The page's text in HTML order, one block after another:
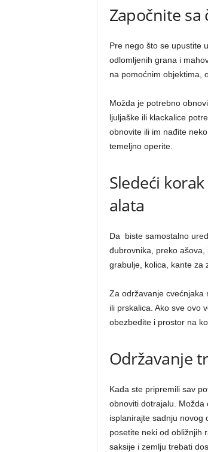
Započnite sa
Pre nego što se upustite
odlomljenih grana i
na pomoćnim objektima,
Možda je potrebno
ljuljaške ili klackalice
obnovite ili im nađite
temeljno operite.
Sledeći
alata
Da biste samostalno
đubrovnika, preko ašova,
grabulje, kolica, kante za
Za održavanje cvećnjaka
ili prskalica. Ako sve ovo
obezbedite i prostor na
Održavanje
Kada ste pripremili sav
obnoviti dotrajalu. Možda
isplanirajte sadnju novog
posetite neki od obližnjih
saksije i zemlju trebati